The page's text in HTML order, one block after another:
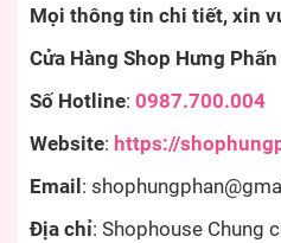
Mọi thông tin chi tiết, xin
Cửa Hàng Shop Hưng Phấn
Số Hotline: 0987.700.004
Website: https://
Email :
Địa chỉ: Shophouse Chung